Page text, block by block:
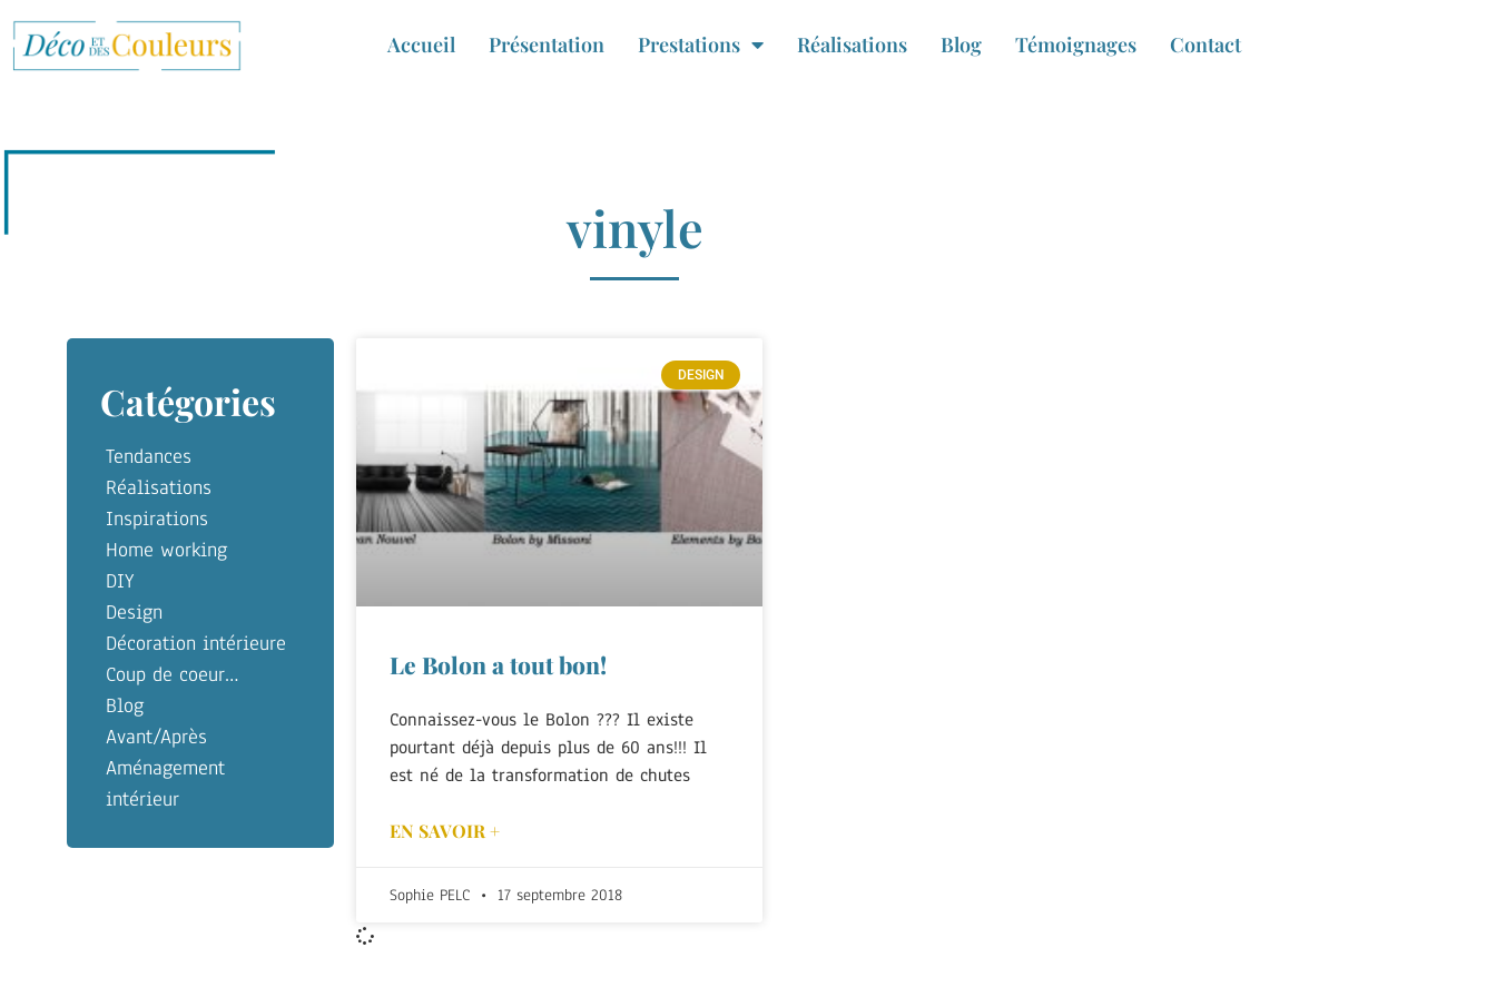
Accueil Présentation Prestations Réalisations Blog Témoignages Contact
vinyle
Catégories
Tendances
Réalisations
Inspirations
Home working
DIY
Design
Décoration intérieure
Coup de coeur…
Blog
Avant/Après
Aménagement
intérieur
DESIGN
Le Bolon a tout bon!
Connaissez-vous le Bolon ??? Il existe
pourtant déjà depuis plus de 60 ans!!! Il
est né de la transformation de chutes
EN SAVOIR +
Sophie PELC 17 septembre 2018